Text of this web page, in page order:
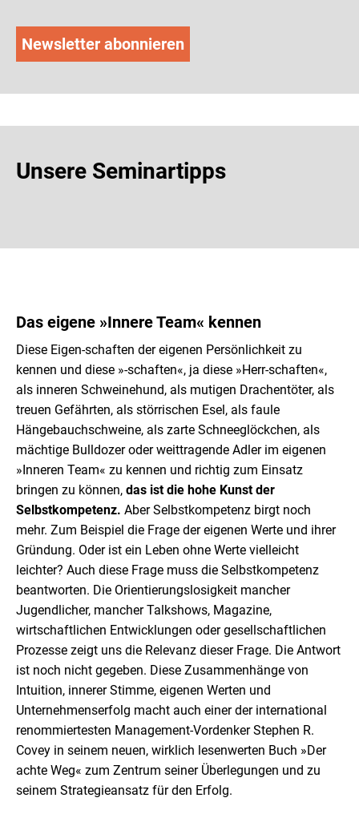
Newsletter abonnieren
Unsere Seminartipps
Das eigene »Innere Team« kennen
Diese Eigen-schaften der eigenen Persönlichkeit zu
kennen und diese »-schaften«, ja diese »Herr-schaften«,
als inneren Schweinehund, als mutigen Drachentöter, als
treuen Gefährten, als störrischen Esel, als faule
Hängebauchschweine, als zarte Schneeglöckchen, als
mächtige Bulldozer oder weittragende Adler im eigenen
»Inneren Team« zu kennen und richtig zum Einsatz
bringen zu können, das ist die hohe Kunst der
Selbstkompetenz. Aber Selbstkompetenz birgt noch
mehr. Zum Beispiel die Frage der eigenen Werte und ihrer
Gründung. Oder ist ein Leben ohne Werte vielleicht
leichter? Auch diese Frage muss die Selbstkompetenz
beantworten. Die Orientierungslosigkeit mancher
Jugendlicher, mancher Talkshows, Magazine,
wirtschaftlichen Entwicklungen oder gesellschaftlichen
Prozesse zeigt uns die Relevanz dieser Frage. Die Antwort
ist noch nicht gegeben. Diese Zusammenhänge von
Intuition, innerer Stimme, eigenen Werten und
Unternehmenserfolg macht auch einer der international
renommiertesten Management-Vordenker Stephen R.
Covey in seinem neuen, wirklich lesenwerten Buch »Der
achte Weg« zum Zentrum seiner Überlegungen und zu
seinem Strategieansatz für den Erfolg.